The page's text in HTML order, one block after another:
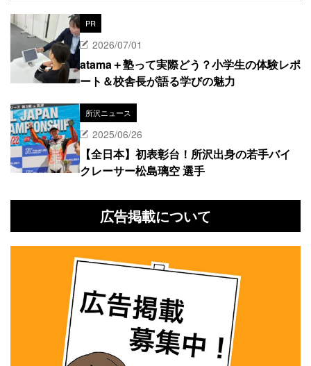
PR
2026/07/01
atama＋塾って実際どう？小学生の体験レポ
ート＆校舎長が語る学びの魅力
所沢ニュース
2025/06/26
【全日本】初表彰台！所沢出身の若手バイ
クレーサー松島璃空 選手
広告掲載について